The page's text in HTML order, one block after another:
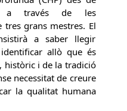
a través de les
tres grans mestres. El
a saber llegir
allò que és
històric i de la tradició
necessitat de creure
la qualitat humana